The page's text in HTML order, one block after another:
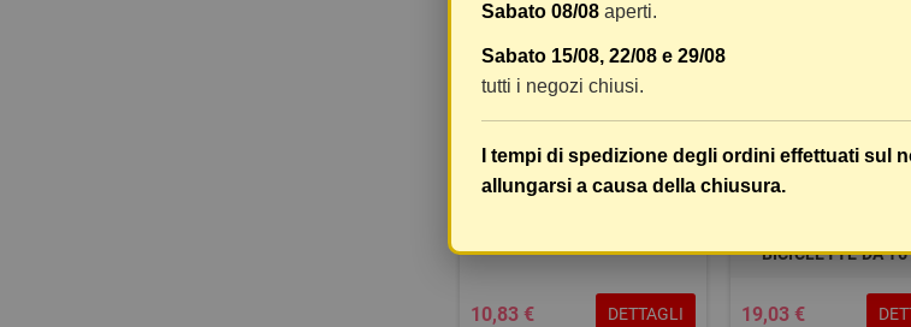
STABILIZZATORI 1 FORO
FILETTATO - PER
10,83 € DETTAGLI
REGOLABILI PER
BICICLETTE DA
19,03 €
Sabato 08/08 aperti.
Sabato 15/08, 22/08 e 29/08
tutti i negozi chiusi.
I tempi di spedizione degli ordini effettuati sul
allungarsi a causa della chiusura.